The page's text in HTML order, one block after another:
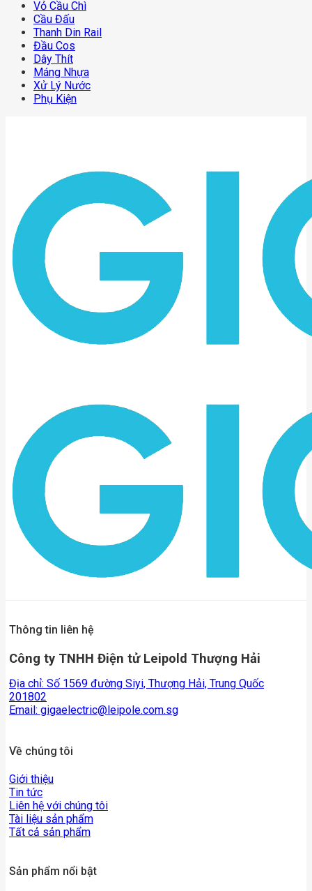
Vỏ Cầu Chì
Cầu Đấu
Thanh Din Rail
Đầu Cos
Dây Thít
Máng Nhựa
Xử Lý Nước
Phụ Kiện
Thông tin liên hệ
Công ty TNHH Điện tử Leipold Thượng Hải
Địa chỉ: Số 1569 đường Siyi, Thượng Hải, Trung Quốc
201802
Email: gigaelectric@leipole.com.sg
Về chúng tôi
Giới thiệu
Tin tức
Liên hệ với chúng tôi
Tài liệu sản phẩm
Tất cả sản phẩm
Sản phẩm nổi bật